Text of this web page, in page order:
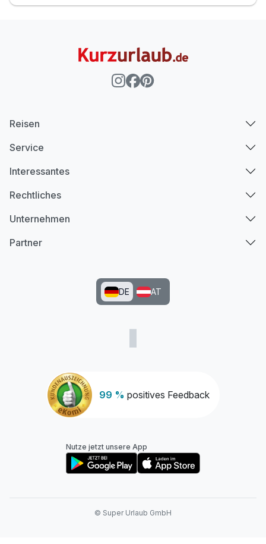
99 % positives Feedback
Reisen
Service
Interessantes
Rechtliches
Unternehmen
Partner
DE AT
Nutze jetzt unsere App
© Super Urlaub GmbH